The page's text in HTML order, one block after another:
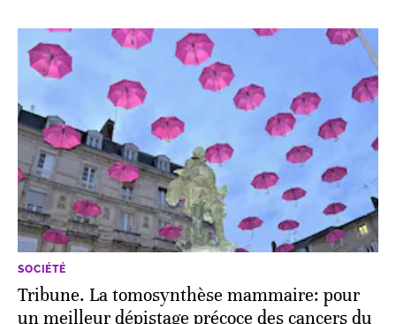
SOCIÉTÉ
Tribune. La tomosynthèse mammaire: pour
un meilleur dépistage précoce des cancers du